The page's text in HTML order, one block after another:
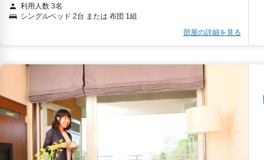
利用人数 3名
シングルベッド 2台 または 布団 1組
部屋の詳細を見る